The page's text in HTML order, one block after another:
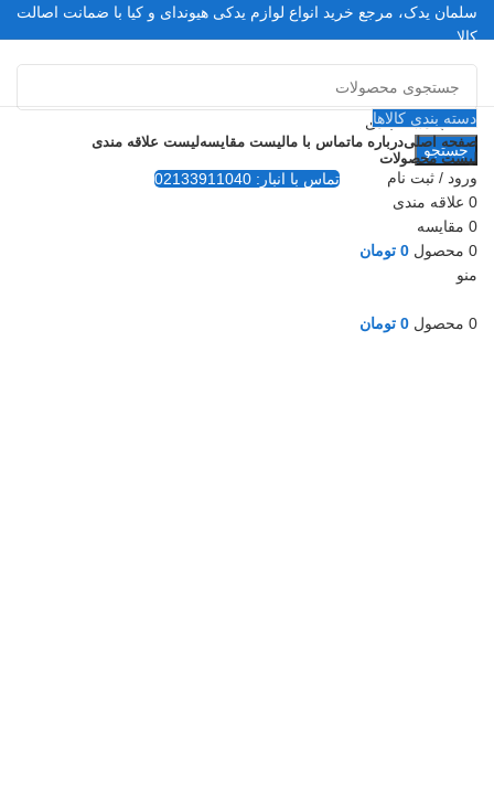
سلمان یدک، مرجع خرید انواع لوازم یدکی هیوندای و کیا با ضمانت اصالت
کالا
مشاوره و خرید عمده ویژه همکاران:09122270783
مشاوره و خرید عمده ویژه همکاران:
انتخاب دسته بندی
جستجو
ورود / ثبت نام
0 علاقه مندی
0 مقایسه
0 محصول 0 تومان
منو
0 محصول 0 تومان
دسته بندی کالاها
صفحه اصلیدرباره ماتماس با مالیست مقایسهلیست علاقه مندی
لیست محصولات
تماس با انبار: 02133911040
-16%